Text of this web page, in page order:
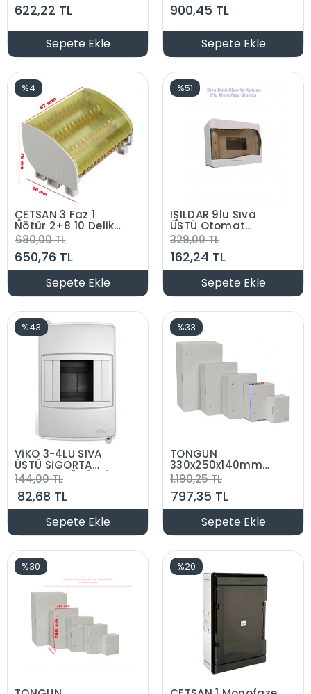
13X5mm (60 Diş)
622,22 TL
Sepete Ekle
Kutusu Buşonlu
(3x160A)
900,45 TL
Sepete Ekle
%4
ÇETSAN 3 Faz 1
Nötür 2+8 10 Delikli
Faz Dağıtım Barası
10 Delik 4 Sıra
680,00 TL
650,76 TL
Sepete Ekle
%51
IŞILDAR 9lu Sıva
ÜSTÜ Otomat
Sigorta Kutusu
IP40 Dokuzlu S. Ü.
329,00 TL
162,24 TL
Sepete Ekle
%43
VİKO 3-4LÜ SIVA
ÜSTÜ SİGORTA
KUTUSU-MÜHÜRLÜ
144,00 TL
82,68 TL
Sepete Ekle
%33
TONGÜN
330x250x140mm
Taban Saclı ABS
Plastik Pano (Boş)
1.190,25 TL
797,35 TL
Sepete Ekle
%30 %20